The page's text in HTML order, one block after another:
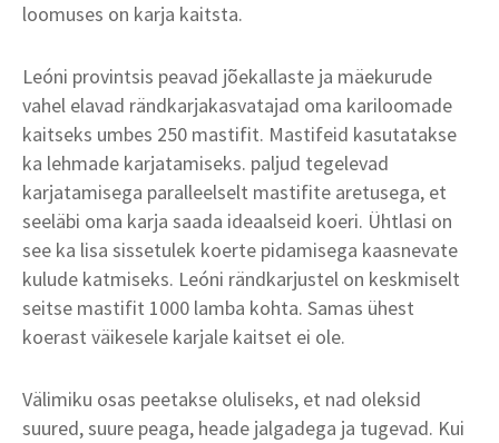
loomuses on karja kaitsta.
Leóni provintsis peavad jõekallaste ja mäekurude
vahel elavad rändkarjakasvatajad oma kariloomade
kaitseks umbes 250 mastifit. Mastifeid kasutatakse
ka lehmade karjatamiseks. paljud tegelevad
karjatamisega paralleelselt mastifite aretusega, et
seeläbi oma karja saada ideaalseid koeri. Ühtlasi on
see ka lisa sissetulek koerte pidamisega kaasnevate
kulude katmiseks. Leóni rändkarjustel on keskmiselt
seitse mastifit 1000 lamba kohta. Samas ühest
koerast väikesele karjale kaitset ei ole.
Välimiku osas peetakse oluliseks, et nad oleksid
suured, suure peaga, heade jalgadega ja tugevad. Kui